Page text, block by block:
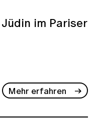
im Pariser
Mehr erfahren